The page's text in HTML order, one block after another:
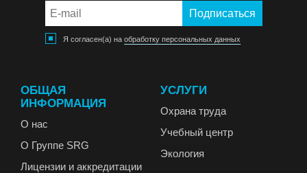
Я согласен(а) на обработку персональных данных
ОБЩАЯ
ИНФОРМАЦИЯ
О нас
О Группе SRG
Лицензии и аккредитации
УСЛУГИ
Охрана труда
Учебный центр
Экология